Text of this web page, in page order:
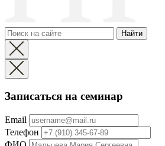
Найти
Записаться на семинар
Email
Телефон